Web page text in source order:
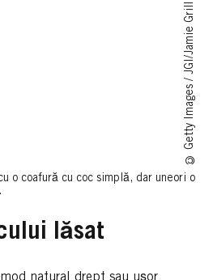
© Getty Images / JGI/Jamie Grill
o coafură cu coc simplă, dar uneori o
lăsat
natural drept sau ușor